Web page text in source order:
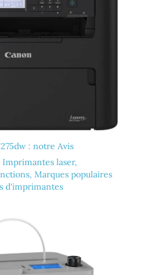
: notre Avis
Imprimantes laser,
, Marques populaires
d'imprimantes